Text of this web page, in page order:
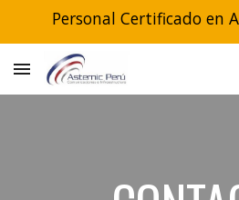
Personal Certificado en